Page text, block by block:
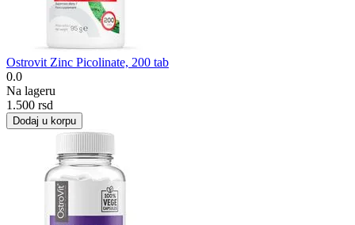
Ostrovit Zinc Picolinate, 200 tab
0.0
Na lageru
1.500 rsd
Dodaj u korpu